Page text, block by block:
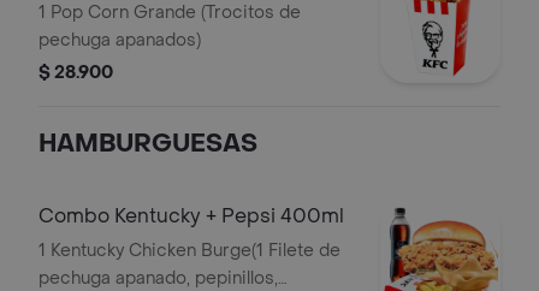
1 Pop Corn Grande (Trocitos de
pechuga apanados)
$ 28.900
HAMBURGUESAS
Combo Kentucky + Pepsi 400ml
1 Kentucky Chicken Burge(1 Filete de
pechuga apanado, pepinillos,